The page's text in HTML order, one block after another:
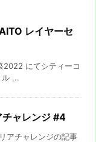
レイヤーセ
2022 にてシティーコ
ル ...
ャレンジ #4
アチャレンジの記事